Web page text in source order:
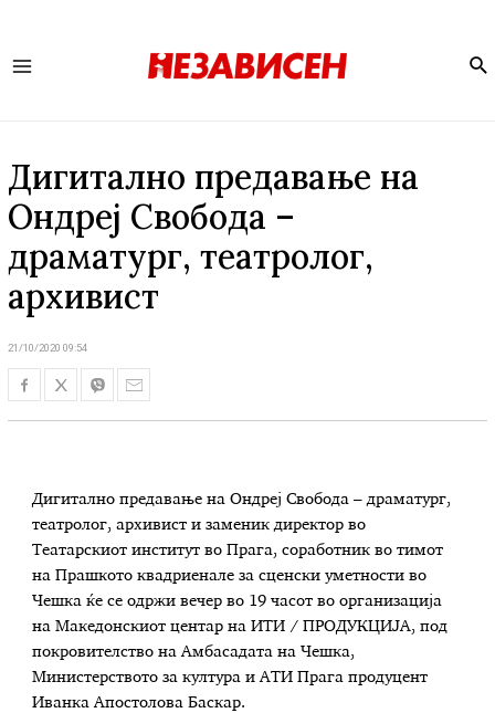
Дигитално предавање на
Ондреј Свобода –
драматург, театролог,
архивист
21/10/2020 09:54
Дигитално предавање на Ондреј Свобода – драматург,
театролог, архивист и заменик директор во
Театарскиот институт во Прага, соработник во тимот
на Прашкото квадриенале за сцeнски уметности во
Чешка ќе се одржи вечер во 19 часот во организација
на Македонскиот центар на ИТИ / ПРОДУКЦИЈА, под
покровителство на Амбасадата на Чешка,
Министерството за култура и АТИ Прага продуцент
Иванка Апостолова Баскар.